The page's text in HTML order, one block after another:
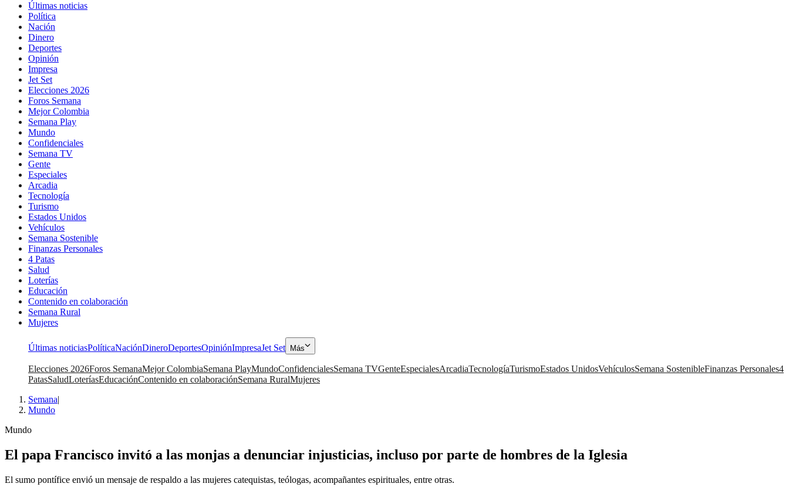
Últimas noticias
Política
Nación
Dinero
Deportes
Opinión
Impresa
Jet Set
Elecciones 2026
Foros Semana
Mejor Colombia
Semana Play
Mundo
Confidenciales
Semana TV
Gente
Especiales
Arcadia
Tecnología
Turismo
Estados Unidos
Vehículos
Semana Sostenible
Finanzas Personales
4 Patas
Salud
Loterías
Educación
Contenido en colaboración
Semana Rural
Mujeres
Últimas noticiasPolíticaNaciónDineroDeportesOpiniónImpresaJet Set Más
Elecciones 2026Foros SemanaMejor ColombiaSemana PlayMundoConfidencialesSemana TVGenteEspecialesArcadiaTecnologíaTurismoEstados UnidosVehículosSemana SostenibleFinanzas Personales4
PatasSaludLoteríasEducaciónContenido en colaboraciónSemana RuralMujeres
Semana|
Mundo
Mundo
El papa Francisco invitó a las monjas a denunciar injusticias, incluso por parte de hombres de la Iglesia
El sumo pontífice envió un mensaje de respaldo a las mujeres catequistas, teólogas, acompañantes espirituales, entre otras.